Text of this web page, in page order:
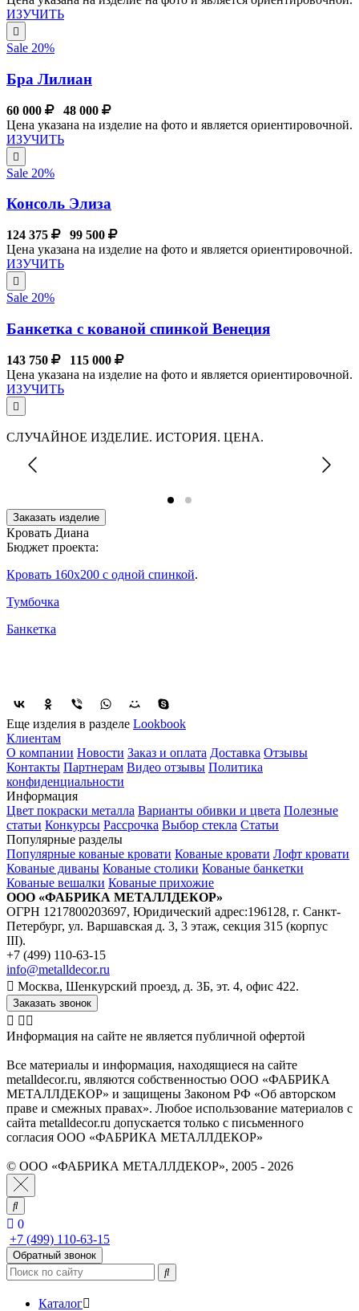
ИЗУЧИТЬ
Sale 20%
Бра Лилиан
60 000
48 000
Цена указана на изделие на фото и является ориентировочной.
ИЗУЧИТЬ
Sale 20%
Консоль Элиза
124 375
99 500
Цена указана на изделие на фото и является ориентировочной.
ИЗУЧИТЬ
Sale 20%
Банкетка с кованой спинкой Венеция
143 750
115 000
Цена указана на изделие на фото и является ориентировочной.
ИЗУЧИТЬ
СЛУЧАЙНОЕ ИЗДЕЛИЕ. ИСТОРИЯ. ЦЕНА.
Заказать изделие
Кровать Диана
Бюджет проекта:
Кровать 160х200 с одной спинкой.
Тумбочка
Банкетка
Еще изделия в разделе Lookbook
Клиентам
О компании Новости Заказ и оплата Доставка Отзывы
Контакты Партнерам Видео отзывы Политика
конфиденциальности
Информация
Цвет покраски металла Варианты обивки и цвета Полезные
статьи Конкурсы Рассрочка Выбор стекла Статьи
Популярные разделы
Популярные кованые кровати Кованые кровати Лофт кровати
Кованые диваны Кованые столики Кованые банкетки
Кованые вешалки Кованые прихожие
ООО «ФАБРИКА МЕТАЛЛДЕКОР»
ОГРН 1217800203697, Юридический адрес:196128, г. Санкт-
Петербург, ул. Варшавская д. 3, 3 этаж, секция 315 (корпус
III).
+7 (499) 110-63-15
info@metalldecor.ru
Москва, Шенкурский проезд, д. 3Б, эт. 4, офис 422.
Заказать звонок
Информация на сайте не является публичной офертой
Все материалы и информация, находящиеся на сайте
metalldecor.ru, являются собственностью ООО «ФАБРИКА
МЕТАЛЛДЕКОР» и защищены Законом РФ «Об авторском
праве и смежных правах». Любое использование материалов с
сайта metalldecor.ru допускается только с письменного
согласия ООО «ФАБРИКА МЕТАЛЛДЕКОР»
© ООО «ФАБРИКА МЕТАЛЛДЕКОР», 2005 - 2026
0
+7 (499) 110-63-15
Обратный звонок
Каталог